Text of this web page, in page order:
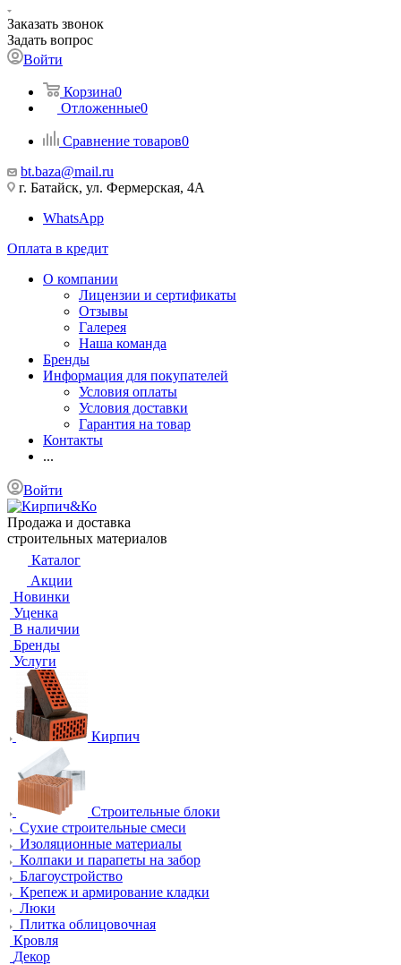
Заказать звонок
Задать вопрос
Войти
Корзина0
Отложенные0
Сравнение товаров0
bt.baza@mail.ru
г. Батайск, ул. Фермерская, 4А
WhatsApp
Оплата в кредит
О компании
Лицензии и сертификаты
Отзывы
Галерея
Наша команда
Бренды
Информация для покупателей
Условия оплаты
Условия доставки
Гарантия на товар
Контакты
...
Войти
Продажа и доставка
строительных материалов
Каталог
Акции
Новинки
Уценка
В наличии
Бренды
Услуги
Кирпич
Строительные блоки
Сухие строительные смеси
Изоляционные материалы
Колпаки и парапеты на забор
Благоустройство
Крепеж и армирование кладки
Люки
Плитка облицовочная
Кровля
Декор